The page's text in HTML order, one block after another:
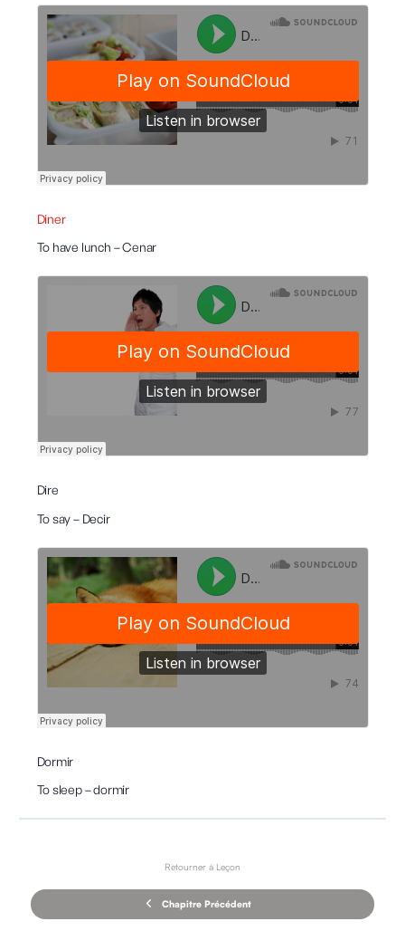
Diner
To have lunch – Cenar
Dire
To say – Decir
Dormir
To sleep – dormir
Chapitre Précédent
Retourner à Leçon